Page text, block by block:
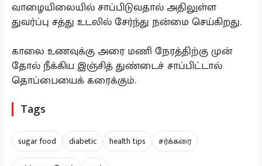
வாழையிலையில் சாப்பிடுவதால் அதிலுள்ள
துவர்ப்பு சத்து உடலில் சேர்ந்து நன்மை செய்கிறது.
காலை உணவுக்கு அரை மணி நேரத்திற்கு முன்
தோல் நீக்கிய இஞ்சித் துண்டைச் சாப்பிட்டால்
தொப்பையைக் கரைக்கும்.
Tags
sugar food diabetic health tips
சர்க்கரை